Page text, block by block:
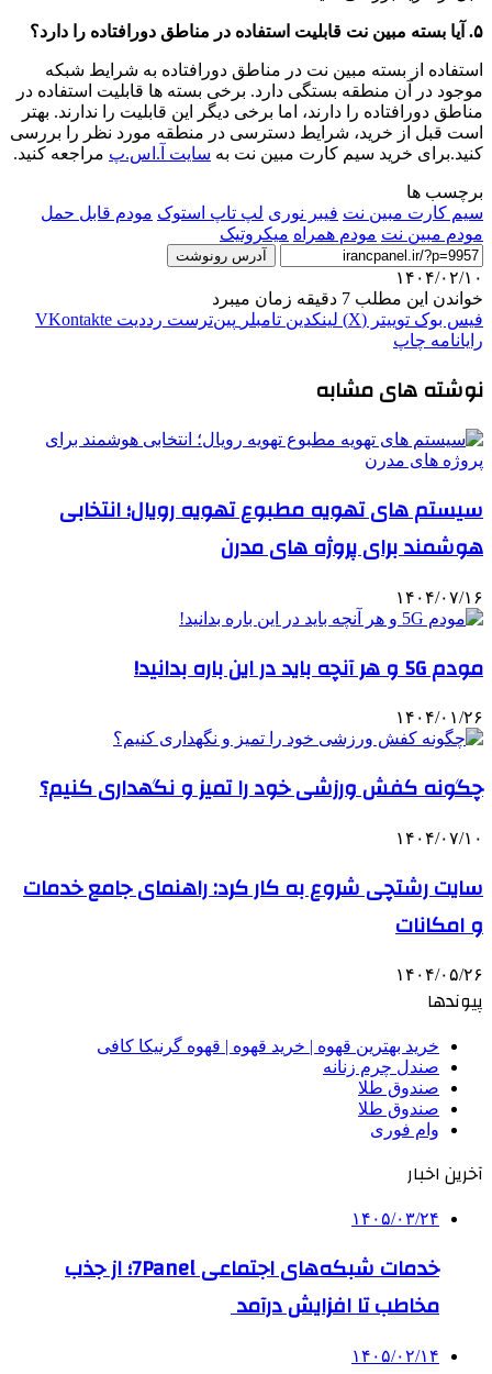
۵. آیا بسته مبین نت قابلیت استفاده در مناطق دورافتاده را دارد؟
استفاده از بسته مبین نت در مناطق دورافتاده به شرایط شبکه
موجود در آن منطقه بستگی دارد. برخی بسته ‌ها قابلیت استفاده در
مناطق دورافتاده را دارند، اما برخی دیگر این قابلیت را ندارند. بهتر
است قبل از خرید، شرایط دسترسی در منطقه مورد نظر را بررسی
کنید.برای خرید سیم کارت مبین نت به سایت آ.اس.پ مراجعه کنید.
برچسب ها
سیم کارت مبین نت فیبر نوری لپ تاپ استوک مودم قابل حمل
مودم مبین نت مودم همراه میکروتیک
آدرس رونوشت
۱۴۰۴/۰۲/۱۰
خواندن این مطلب 7 دقیقه زمان میبرد
فیس بوک توییتر (X) لینکدین ‫تامبلر ‫پین‌ترست ‫رددیت ‫VKontakte
رایانامه چاپ
نوشته های مشابه
سیستم های تهویه مطبوع تهویه رویال؛ انتخابی
هوشمند برای پروژه های مدرن
۱۴۰۴/۰۷/۱۶
مودم 5G و هر آنچه باید در این باره بدانید!
۱۴۰۴/۰۱/۲۶
چگونه کفش ورزشی خود را تمیز و نگهداری کنیم؟
۱۴۰۴/۰۷/۱۰
سایت رشتچی شروع به کار کرد: راهنمای جامع خدمات
و امکانات
۱۴۰۴/۰۵/۲۶
پیوندها
خرید بهترین قهوه | خرید قهوه | قهوه گرنیکا کافی
صندل چرم زنانه
صندوق طلا
صندوق طلا
وام فوری
آخرین اخبار
۱۴۰۵/۰۳/۲۴
خدمات شبکه‌های اجتماعی 7Panel؛ از جذب
مخاطب تا افزایش درآمد
۱۴۰۵/۰۲/۱۴